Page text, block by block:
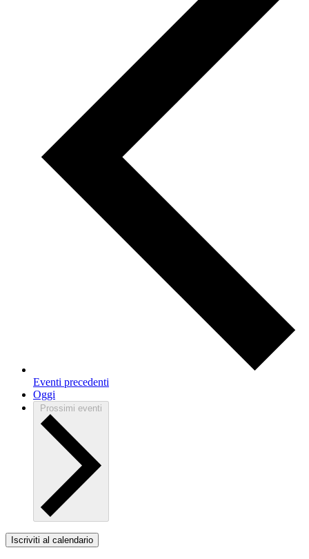
Eventi precedenti
Oggi
Prossimi eventi
Iscriviti al calendario